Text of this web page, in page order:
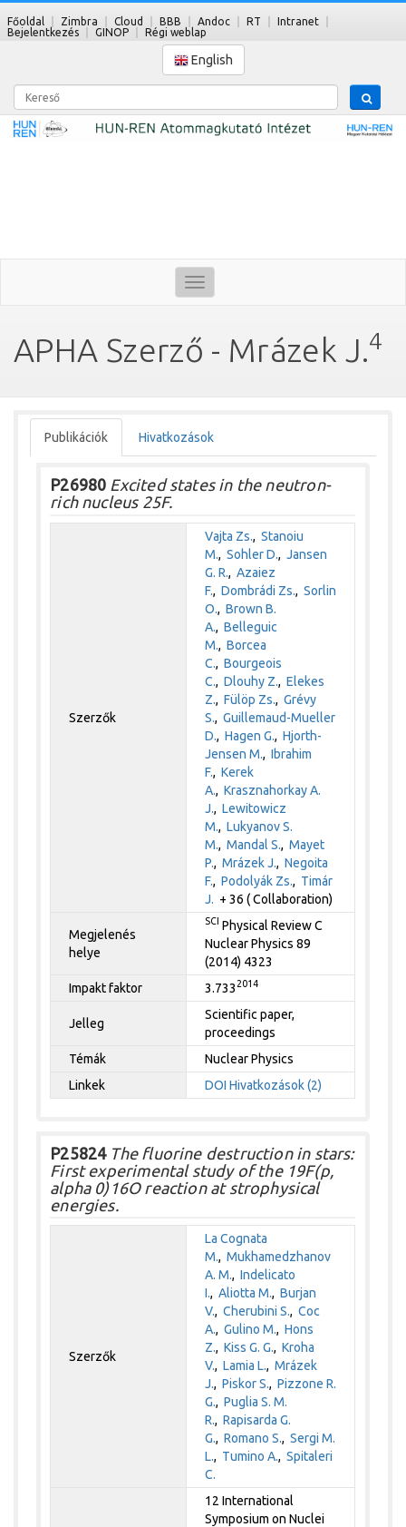
Főoldal Zimbra Cloud BBB Andoc RT
Intranet
Bejelentkezés
GINOP Régi weblap
English
Kereső
Toggle
navigation
APHA Szerző - Mrázek J.4
Publikációk Hivatkozások
P26980 Excited states in the neutron-
rich nucleus 25F.
Szerzők
Vajta Zs.,Stanoiu
M.,Sohler D.,Jansen
G. R.,Azaiez
F.,Dombrádi Zs.,Sorlin
O.,Brown B.
A.,Belleguic
M.,Borcea
C.,Bourgeois
C.,Dlouhy Z.,Elekes
Z.,Fülöp Zs.,Grévy
S.,Guillemaud-Mueller
D.,Hagen G.,Hjorth-
Jensen M.,Ibrahim
F.,Kerek
A.,Krasznahorkay A.
J.,Lewitowicz
M.,Lukyanov S.
M.,Mandal S.,Mayet
P.,Mrázek J.,Negoita
F.,Podolyák Zs., Timár
J. + 36 ( Collaboration)
Megjelenés
helye
SCI Physical Review C
Nuclear Physics 89
(2014) 4323
Impakt faktor
3.733 2014
Jelleg
Scientific paper,
proceedings
Témák
Nuclear Physics
Linkek
DOI Hivatkozások (2)
P25824The fluorine destruction in stars:
First experimental study of the 19F(p,
alpha 0)16O reaction at strophysical
energies.
Szerzők
La Cognata
M.,Mukhamedzhanov
A. M.,Indelicato
I.,Aliotta M.,Burjan
V.,Cherubini S.,Coc
A.,Gulino M.,Hons
Z.,Kiss G. G.,Kroha
V.,Lamia L.,Mrázek
J.,Piskor S.,Pizzone R.
G.,Puglia S. M.
R.,Rapisarda G.
G.,Romano S.,Sergi M.
L., Tumino A.,Spitaleri
C.
12 International
Symposium on Nuclei